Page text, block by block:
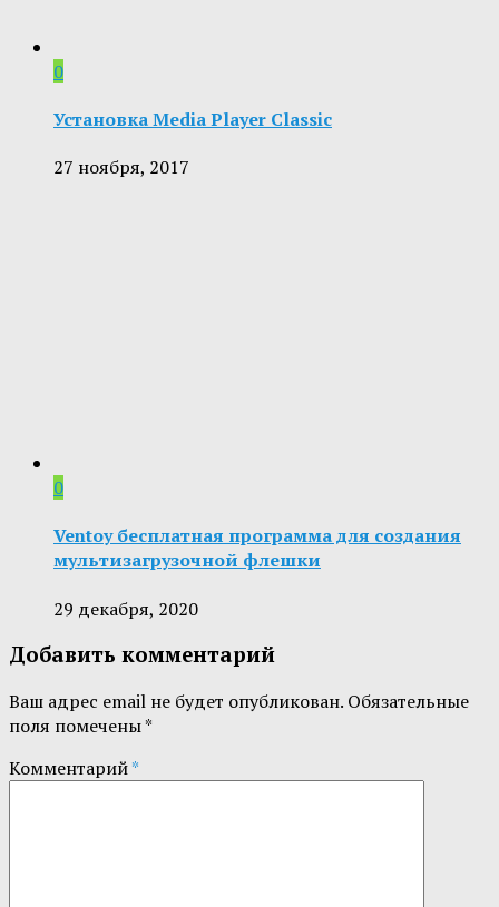
0
Установка Media Player Classic
27 ноября, 2017
0
Ventoy бесплатная программа для создания
мультизагрузочной флешки
29 декабря, 2020
Добавить комментарий
Ваш адрес email не будет опубликован. Обязательные
поля помечены*
Комментарий*